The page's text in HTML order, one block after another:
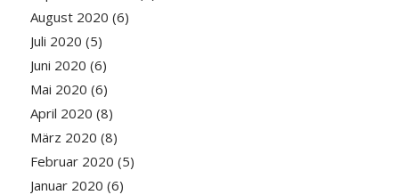
August 2020 (6)
Juli 2020 (5)
Juni 2020 (6)
Mai 2020 (6)
April 2020 (8)
März 2020 (8)
Februar 2020 (5)
Januar 2020 (6)